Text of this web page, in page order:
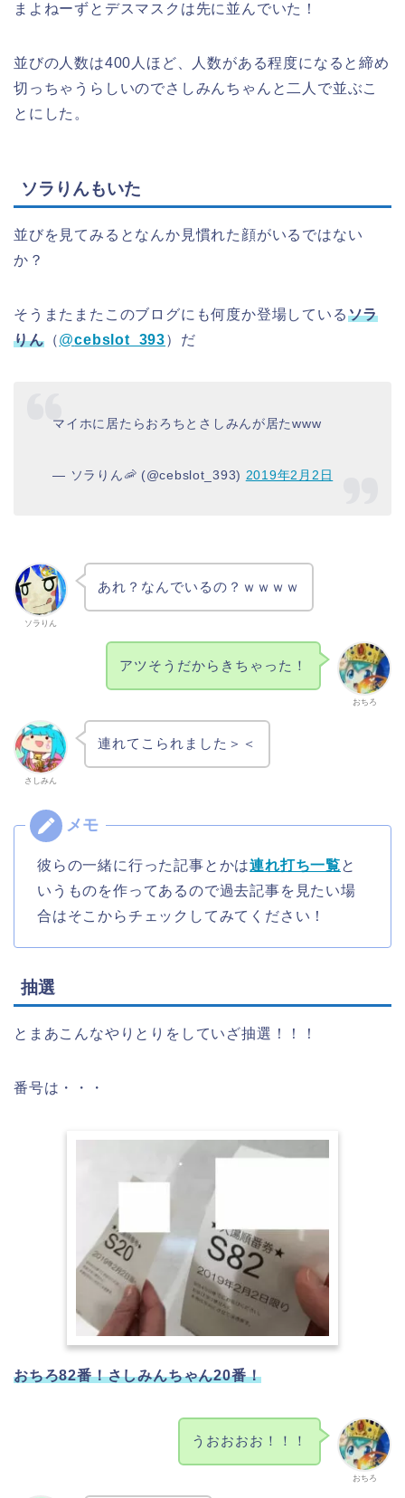
まよねーずとデスマスクは先に並んでいた！
並びの人数は400人ほど、人数がある程度になると締め
切っちゃうらしいのでさしみんちゃんと二人で並ぶこ
とにした。
ソラりんもいた
並びを見てみるとなんか見慣れた顔がいるではない
か？
そうまたまたこのブログにも何度か登場しているソラ
りん（@cebslot_393）だ
マイホに居たらおろちとさしみんが居たwww
— ソラりん🦐 (@cebslot_393) 2019年2月2日
ソラりん
あれ？なんでいるの？ｗｗｗｗ
おちろ
アツそうだからきちゃった！
さしみん
連れてこられました＞＜
彼らの一緒に行った記事とかは連れ打ち一覧と
いうものを作ってあるので過去記事を見たい場
合はそこからチェックしてみてください！
抽選
とまあこんなやりとりをしていざ抽選！！！
番号は・・・
おちろ82番！さしみんちゃん20番！
おちろ
うおおおお！！！